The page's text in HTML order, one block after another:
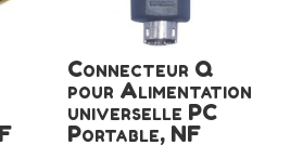
Connecteur Q
pour Alimentation
universelle PC
Portable, NF